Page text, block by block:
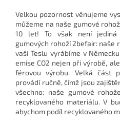
Velkou pozornost věnujeme
můžeme na naše gumové
10 let! To však není jediná
gumových rohoží 2befair: naše
vaši Teslu vyrábíme v
emise CO2 nejen při výrobě,
férovou výrobu. Velká část
provádí ručně, čímž jsou
všechno: naše gumové
recyklovaného materiálu. V
abychom podíl recyklovaného